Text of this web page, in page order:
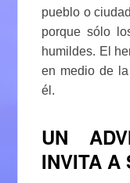
pueblo o
porque sólo
humildes. El
en medio de
él.
UN
INVITA A